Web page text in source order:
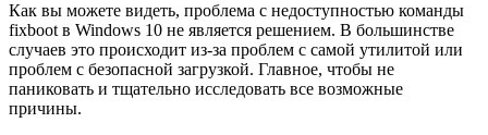
Как вы можете видеть, проблема с недоступностью команды
fixboot в Windows 10 не является решением. В большинстве
случаев это происходит из-за проблем с самой утилитой или
проблем с безопасной загрузкой. Главное, чтобы не
паниковать и тщательно исследовать все возможные
причины.